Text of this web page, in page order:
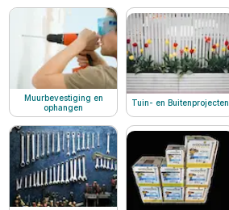
Muurbevestiging en
ophangen
Tuin- en Buitenprojecten